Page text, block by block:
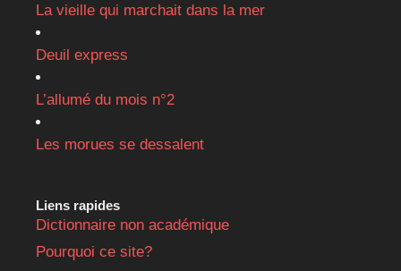
La vieille qui marchait dans la mer
Deuil express
L’allumé du mois n°2
Les morues se dessalent
Liens rapides
Dictionnaire non académique
Pourquoi ce site?